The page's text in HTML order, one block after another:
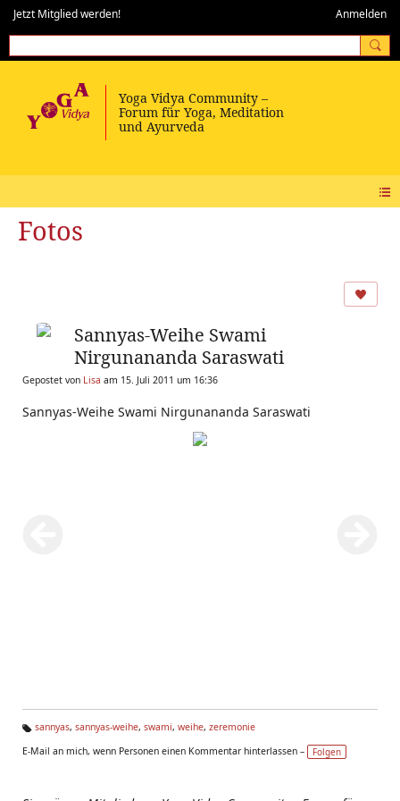
Jetzt Mitglied werden! Anmelden
Fotos
Sannyas-Weihe Swami
Nirgunananda Saraswati
Gepostet von Lisa am 15. Juli 2011 um 16:36
Sannyas-Weihe Swami Nirgunananda Saraswati
g
sannyas, sannyas-weihe, swami, weihe, zeremonie
E-Mail an mich, wenn Personen einen Kommentar hinterlassen –
Folgen